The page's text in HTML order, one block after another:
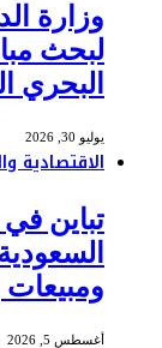
وزارة
لبحث
البحري
يوليو 30, 2026
الاقتصادية
تباين
ومبيعات بـ 821 مليون
أغسطس 5, 2026